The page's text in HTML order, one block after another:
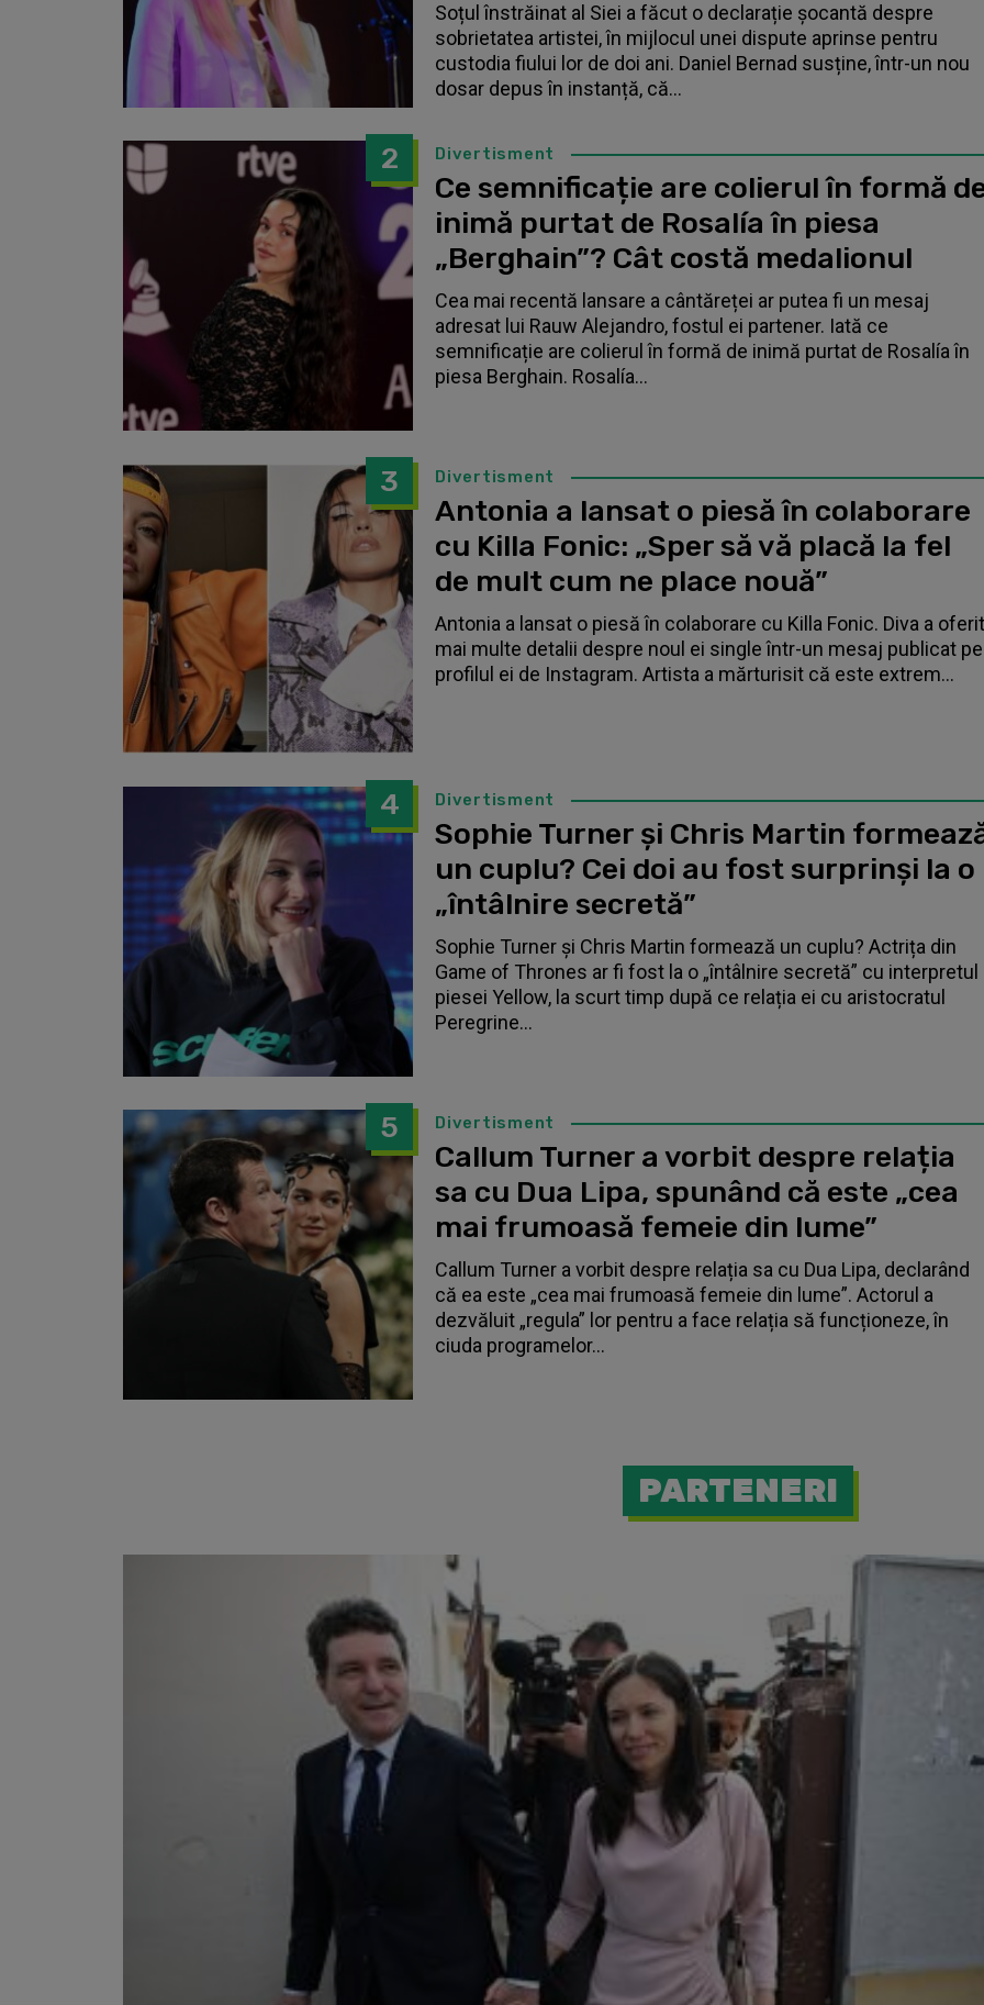
Soțul înstrăinat al Siei a făcut o declarație șocantă despre
sobrietatea artistei, în mijlocul unei dispute aprinse pentru
custodia fiului lor de doi ani. Daniel Bernad susține, într-un nou
dosar depus în instanță, că...
2 Divertisment
Ce semnificație are colierul în formă
inimă purtat de Rosalía în piesa
„Berghain”? Cât costă medalionul
Cea mai recentă lansare a cântăreței ar putea fi un mesaj
adresat lui Rauw Alejandro, fostul ei partener. Iată ce
semnificație are colierul în formă de inimă purtat de Rosalía în
piesa Berghain. Rosalía...
3 Divertisment
Antonia a lansat o piesă în colaborare
cu Killa Fonic: „Sper să vă placă la fel
de mult cum ne place nouă”
Antonia a lansat o piesă în colaborare cu Killa Fonic. Diva a oferit
mai multe detalii despre noul ei single într-un mesaj publicat pe
profilul ei de Instagram. Artista a mărturisit că este extrem...
4 Divertisment
Sophie Turner și Chris Martin
un cuplu? Cei doi au fost surprinși la o
„întâlnire secretă”
Sophie Turner și Chris Martin formează un cuplu? Actrița din
Game of Thrones ar fi fost la o „întâlnire secretă” cu interpretul
piesei Yellow, la scurt timp după ce relația ei cu aristocratul
Peregrine...
5 Divertisment
Callum Turner a vorbit despre relația
sa cu Dua Lipa, spunând că este „cea
mai frumoasă femeie din lume”
Callum Turner a vorbit despre relația sa cu Dua Lipa, declarând
că ea este „cea mai frumoasă femeie din lume”. Actorul a
dezvăluit „regula” lor pentru a face relația să funcționeze, în
ciuda programelor...
PARTENERI